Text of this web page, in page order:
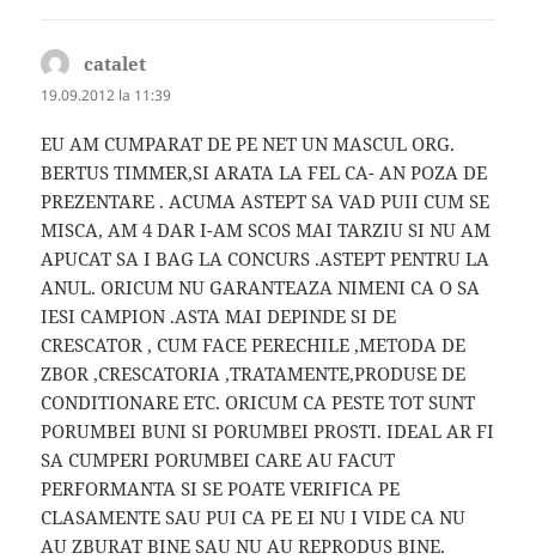
catalet
19.09.2012 la 11:39
EU AM CUMPARAT DE PE NET UN MASCUL ORG.
BERTUS TIMMER,SI ARATA LA FEL CA- AN POZA DE
PREZENTARE . ACUMA ASTEPT SA VAD PUII CUM SE
MISCA, AM 4 DAR I-AM SCOS MAI TARZIU SI NU AM
APUCAT SA I BAG LA CONCURS .ASTEPT PENTRU LA
ANUL. ORICUM NU GARANTEAZA NIMENI CA O SA
IESI CAMPION .ASTA MAI DEPINDE SI DE
CRESCATOR , CUM FACE PERECHILE ,METODA DE
ZBOR ,CRESCATORIA ,TRATAMENTE,PRODUSE DE
CONDITIONARE ETC. ORICUM CA PESTE TOT SUNT
PORUMBEI BUNI SI PORUMBEI PROSTI. IDEAL AR FI
SA CUMPERI PORUMBEI CARE AU FACUT
PERFORMANTA SI SE POATE VERIFICA PE
CLASAMENTE SAU PUI CA PE EI NU I VIDE CA NU
AU ZBURAT BINE SAU NU AU REPRODUS BINE.